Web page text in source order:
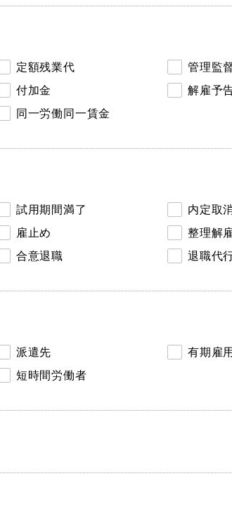
定額残業代
管理監
付加金
解雇予
同一労働同一賃金
試用期間満了
内定取
雇止め
整理解
合意退職 退職代
派遣先
有期雇
短時間労働者